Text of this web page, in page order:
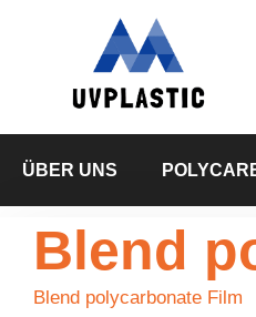
ÜBER UNS
Blend
Blend polycarbonate Film